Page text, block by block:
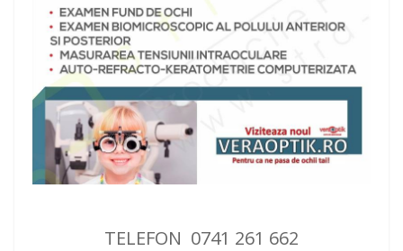
TELEFON 0741 261 662